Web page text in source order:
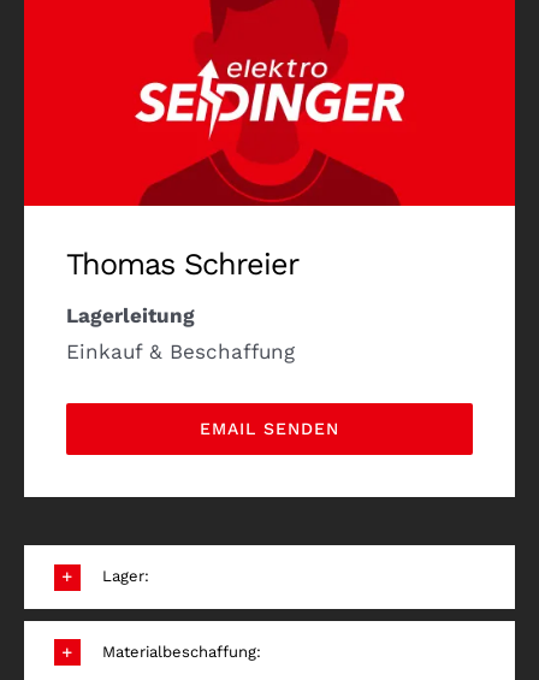
Thomas Schreier
Lagerleitung
Einkauf & Beschaffung
EMAIL SENDEN
Lager:
Materialbeschaffung: